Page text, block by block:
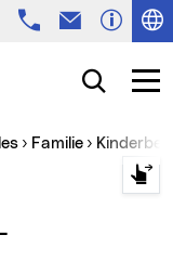
TelefonE-Mail
Suche
Familie